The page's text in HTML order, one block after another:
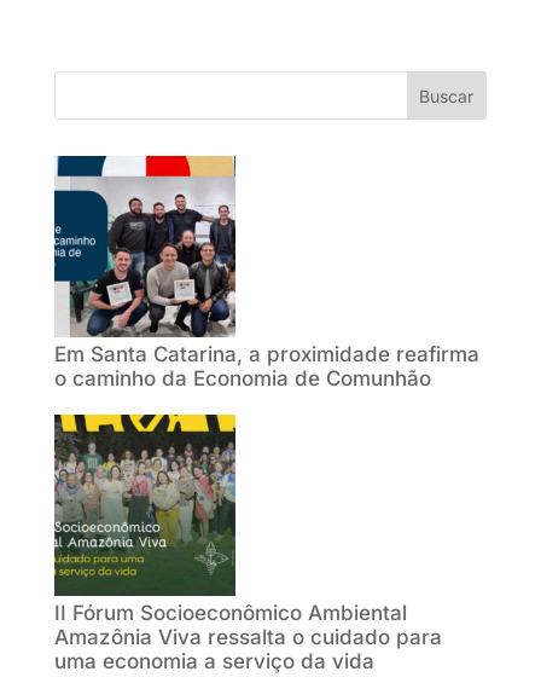
Buscar
Em Santa Catarina, a proximidade reafirma
o caminho da Economia de Comunhão
II Fórum Socioeconômico Ambiental
Amazônia Viva ressalta o cuidado para
uma economia a serviço da vida